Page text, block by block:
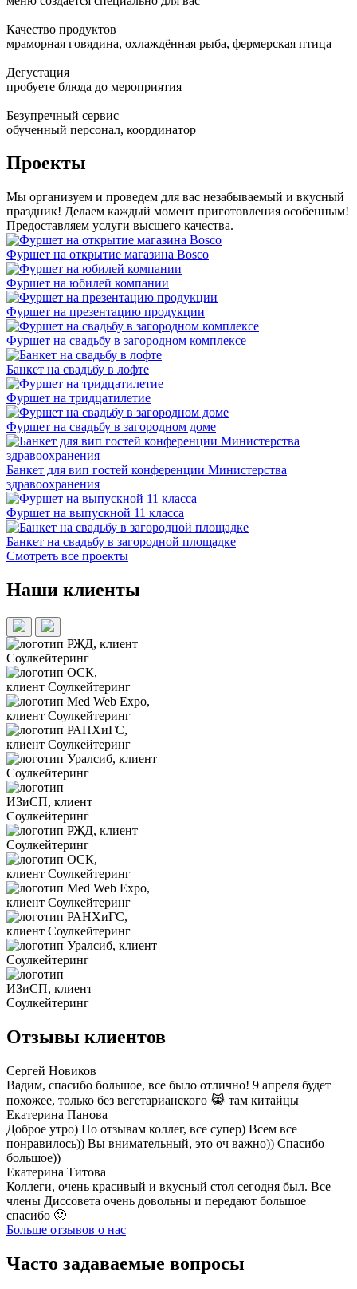
Качество продуктов
мраморная говядина, охлаждённая рыба, фермерская птица
Дегустация
пробуете блюда до мероприятия
Безупречный сервис
обученный персонал, координатор
Проекты
Мы организуем и проведем для вас незабываемый и вкусный
праздник! Делаем каждый момент приготовления особенным!
Предоставляем услуги высшего качества.
Фуршет на открытие магазина Bosco
Фуршет на юбилей компании
Фуршет на презентацию продукции
Фуршет на свадьбу в загородном комплексе
Банкет на свадьбу в лофте
Фуршет на тридцатилетие
Фуршет на свадьбу в загородном доме
Банкет для вип гостей конференции Министерства
здравоохранения
Фуршет на выпускной 11 класса
Банкет на свадьбу в загородной площадке
Смотреть все проекты
Наши клиенты
Отзывы клиентов
Сергей Новиков
Вадим, спасибо большое, все было отлично! 9 апреля будет
похожее, только без вегетарианского 😹 там китайцы
Екатерина Панова
Доброе утро) По отзывам коллег, все супер) Всем все
понравилось)) Вы внимательный, это оч важно)) Спасибо
большое))
Екатерина Титова
Коллеги, очень красивый и вкусный стол сегодня был. Все
члены Диссовета очень довольны и передают большое
спасибо 🙂
Больше отзывов о нас
Часто задаваемые вопросы